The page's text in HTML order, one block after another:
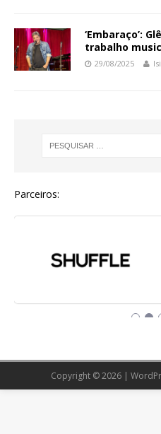
‘Embaraço’:
trabalho
29/08/2025
Parceiros:
Copyright © 2026 |